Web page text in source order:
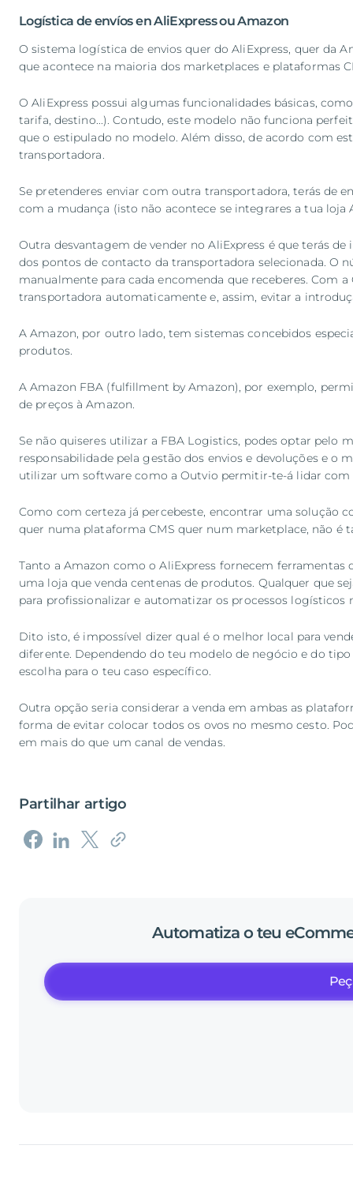
Logística de envíos en AliExpress ou Amazon
O sistema logística de envios quer do AliExpress, quer da
que acontece na maioria dos marketplaces e plataformas
O AliExpress possui algumas funcionalidades básicas,
tarifa, destino...). Contudo, este modelo não funciona
que o estipulado no modelo. Além disso, de acordo com
transportadora.
Se pretenderes enviar com outra transportadora, terás de
com a mudança (isto não acontece se integrares a tua loja
Outra desvantagem de vender no AliExpress é que terás
dos pontos de contacto da transportadora selecionada. O
manualmente para cada encomenda que receberes. Com
transportadora automaticamente e, assim, evitar a
A Amazon, por outro lado, tem sistemas concebidos
produtos.
A Amazon FBA (fulfillment by Amazon), por exemplo,
de preços à Amazon.
Se não quiseres utilizar a FBA Logistics, podes optar pelo
responsabilidade pela gestão dos envios e devoluções e o
utilizar um software como a Outvio permitir-te-á lidar
Como com certeza já percebeste, encontrar uma solução
quer numa plataforma CMS quer num marketplace, não é
Tanto a Amazon como o AliExpress fornecem
uma loja que venda centenas de produtos. Qualquer que
para profissionalizar e automatizar os processos logísticos
Dito isto, é impossível dizer qual é o melhor local para
diferente. Dependendo do teu modelo de negócio e do
escolha para o teu caso específico.
Outra opção seria considerar a venda em ambas as
forma de evitar colocar todos os ovos no mesmo cesto.
em mais do que um canal de vendas.
Partilhar artigo
Automatiza o teu